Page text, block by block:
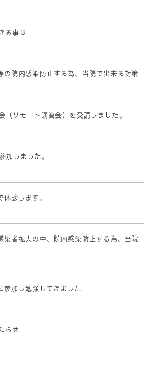
る事３
の院内感染防止する為、当院で出来る対策
（リモート講習会）を受講しました。
加しました。
診します。
染者拡大の中、院内感染防止する為、当院
加し勉強してきました
らせ